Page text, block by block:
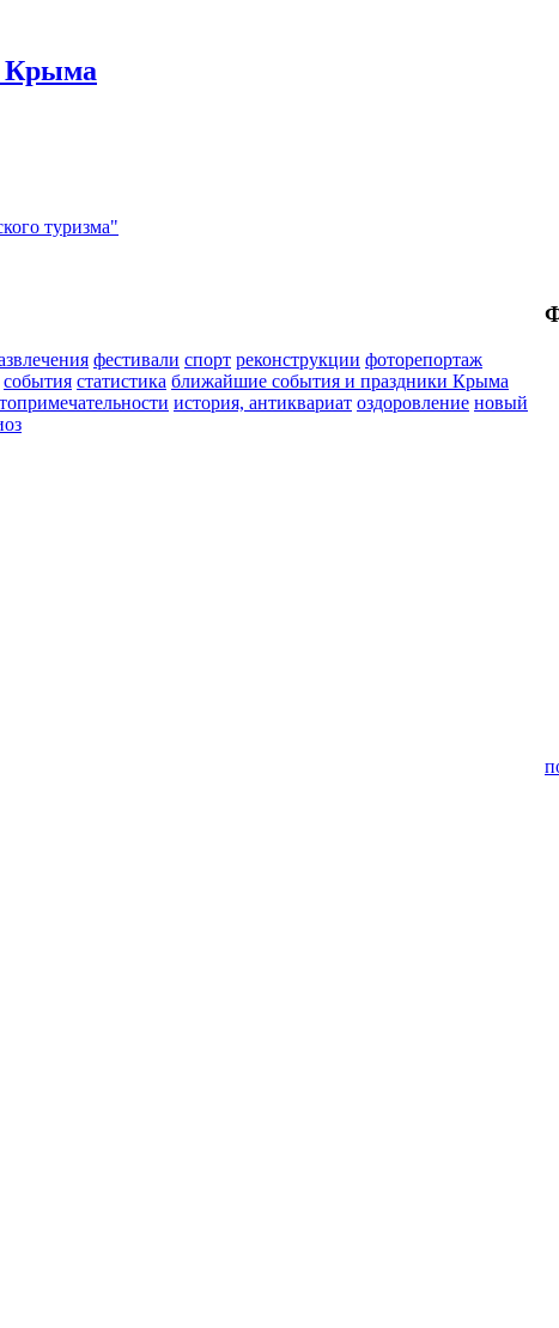
Крыма
туризма"
фестивали спорт реконструкции фоторепортаж
события статистика ближайшие события и праздники Крыма
история, антиквариат оздоровление новый